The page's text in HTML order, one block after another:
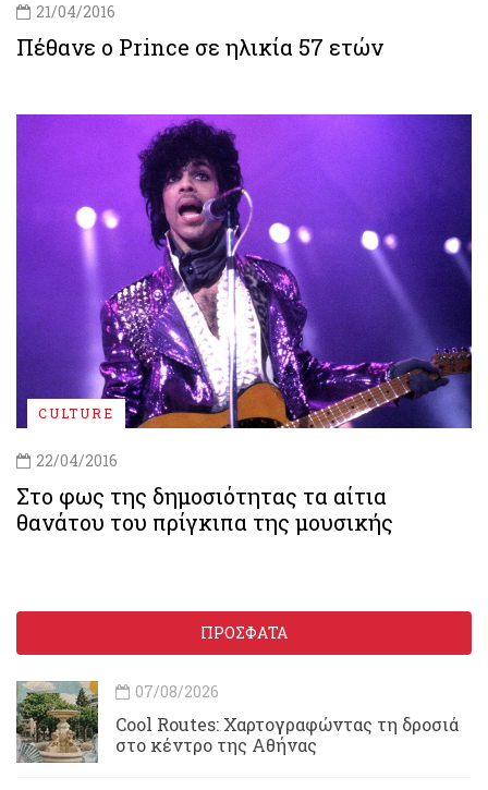
21/04/2016
Πέθανε ο Prince σε ηλικία 57 ετών
CULTURE
22/04/2016
Στο φως της δημοσιότητας τα αίτια
θανάτου του πρίγκιπα της μουσικής
ΠΡΟΣΦΑΤΑ
07/08/2026
Cool Routes: Χαρτογραφώντας τη δροσιά
στο κέντρο της Αθήνας